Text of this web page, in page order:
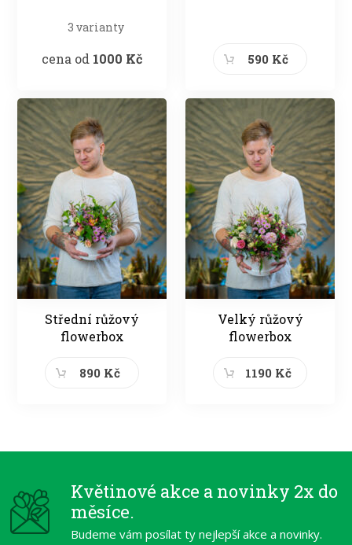
3 varianty
cena od 1000 Kč 590 Kč
Střední růžový
flowerbox
890 Kč
Velký růžový
flowerbox
1190 Kč
Květinové akce a novinky 2x do
měsíce.
Budeme vám posílat ty nejlepší akce a novinky.